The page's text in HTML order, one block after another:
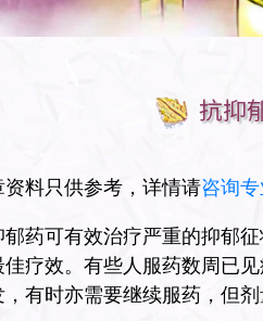
抗抑
资料只供参考，详情请咨询
郁药可有效治疗严重的抑郁
佳疗效。有些人服药数周已
，有时亦需要继续服药，但剂